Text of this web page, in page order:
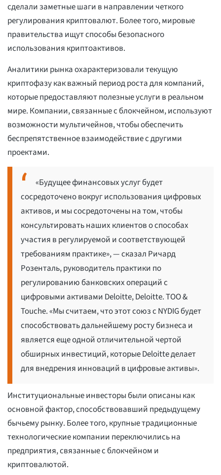
сделали заметные шаги в направлении четкого
регулирования криптовалют. Более того, мировые
правительства ищут способы безопасного
использования криптоактивов.
Аналитики рынка охарактеризовали текущую
криптофазу как важный период роста для компаний,
которые предоставляют полезные услуги в реальном
мире. Компании, связанные с блокчейном, используют
возможности мультичейнов, чтобы обеспечить
беспрепятственное взаимодействие с другими
проектами.
«Будущее финансовых услуг будет
сосредоточено вокруг использования цифровых
активов, и мы сосредоточены на том, чтобы
консультировать наших клиентов о способах
участия в регулируемой и соответствующей
требованиям практике», — сказал Ричард
Розенталь, руководитель практики по
регулированию банковских операций с
цифровыми активами Deloitte, Deloitte. ТОО &
Touche. «Мы считаем, что этот союз с NYDIG будет
способствовать дальнейшему росту бизнеса и
является еще одной отличительной чертой
обширных инвестиций, которые Deloitte делает
для внедрения инноваций в цифровые активы».
Институциональные инвесторы были описаны как
основной фактор, способствовавший предыдущему
бычьему рынку. Более того, крупные традиционные
технологические компании переключились на
предприятия, связанные с блокчейном и
криптовалютой.